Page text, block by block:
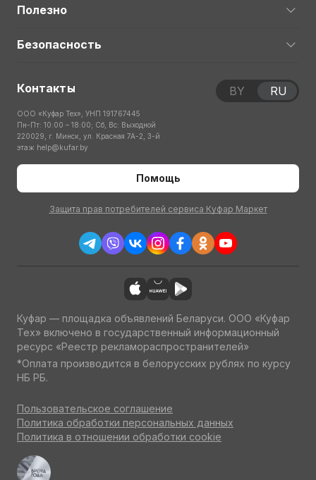
Полезно
Безопасность
Контакты
ООО «Куфар Тех», УНП 191767445
Пн-Пт: 10:00 – 18:00; Сб, Вс: Выходной
220029, г. Минск, ул. Красная 7А-2, 3-й
этаж help@kufar.by
Помощь
Защита прав потребителей сервиса Куфар Маркет
BY RU
Куфар — площадка объявлений Беларуси. ООО «Куфар
Тех» включено в государственный информационный
ресурс «Реестр рекламораспространителей»
*Оплата производится в белорусских рублях по курсу
НБ РБ.
Пользовательское соглашение
Политика обработки персональных данных
Политика в отношении обработки cookie